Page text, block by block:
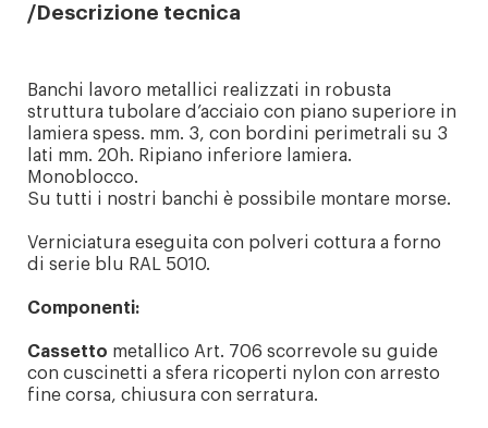
Descrizione tecnica
Banchi lavoro metallici realizzati in robusta
struttura tubolare d’acciaio con piano superiore in
lamiera spess. mm. 3, con bordini perimetrali su 3
lati mm. 20h. Ripiano inferiore lamiera.
Monoblocco.
Su tutti i nostri banchi è possibile montare morse.
Verniciatura eseguita con polveri cottura a forno
di serie blu RAL 5010.
Componenti:
Cassetto metallico Art. 706 scorrevole su guide
con cuscinetti a sfera ricoperti nylon con arresto
fine corsa, chiusura con serratura.